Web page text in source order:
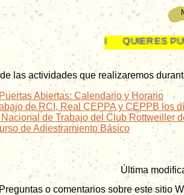
SI QUIERES
las actividades que realizaremos
Abiertas: Calendario y Horario
de RCI, Real CEPPA y CEPPB los
de Trabajo del Club Rottweiller
de Adiestramiento Básico
Última
Preguntas o comentarios sobre este sitio